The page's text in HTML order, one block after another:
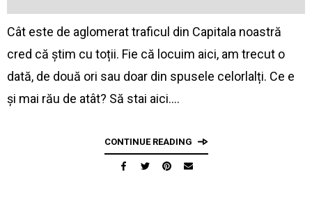
Cât este de aglomerat traficul din Capitala noastră
cred că știm cu toții. Fie că locuim aici, am trecut o
dată, de două ori sau doar din spusele celorlalți. Ce e
și mai rău de atât? Să stai aici.…
CONTINUE READING